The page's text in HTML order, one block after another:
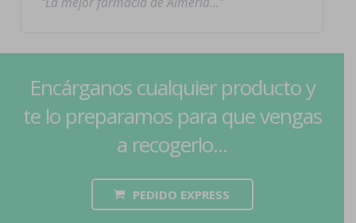
Encárganos cualquier producto y
te lo preparamos para que vengas
a recogerlo...
PEDIDO EXPRESS